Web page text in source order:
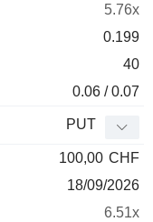
5.76x
0.199
40
0.06 / 0.07
PUT
100,00 CHF
18/09/2026
6.51x